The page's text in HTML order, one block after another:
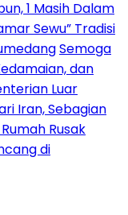
1 Masih Dalam
Sewu” Tradisi
Semoga
dan
Luar
Iran, Sebagian
Rusak
di